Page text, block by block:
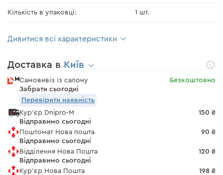
Кількість в упаковці: 1 шт.
Дивитися всі характеристики
Доставка в Київ
Самовивіз із салону
Забрати сьогодні
Безкоштовно
Перевірити наявність
Кур'єр Dnipro-M
Відправимо сьогодні
150 ₴
Поштомат Нова пошта
Відправимо сьогодні
90 ₴
Відділення Нова Пошта
Відправимо сьогодні
120 ₴
Кур'єр Нова Пошта
198 ₴